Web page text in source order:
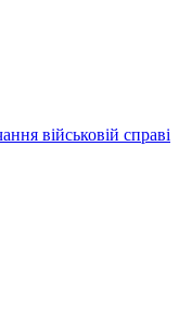
військовій справі